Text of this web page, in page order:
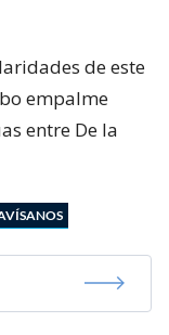
de este
empalme
entre De la